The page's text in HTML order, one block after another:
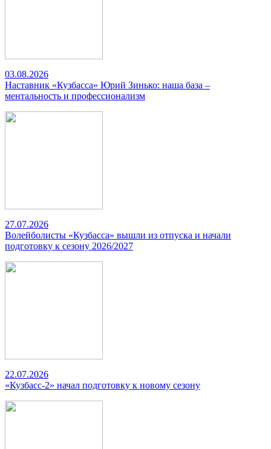
03.08.2026
Наставник «Кузбасса» Юрий Зинько: наша база –
ментальность и профессионализм
27.07.2026
Волейболисты «Кузбасса» вышли из отпуска и начали
подготовку к сезону 2026/2027
22.07.2026
«Кузбасс-2» начал подготовку к новому сезону